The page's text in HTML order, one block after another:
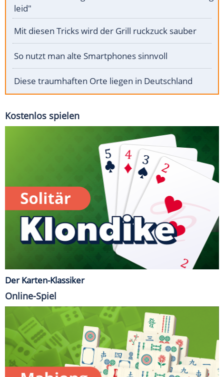
leid"
Mit diesen Tricks wird der Grill ruckzuck sauber
So nutzt man alte Smartphones sinnvoll
Diese traumhaften Orte liegen in Deutschland
Kostenlos spielen
Der Karten-Klassiker
Online-Spiel